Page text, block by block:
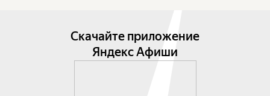
Скачайте приложение
Яндекс Афиши